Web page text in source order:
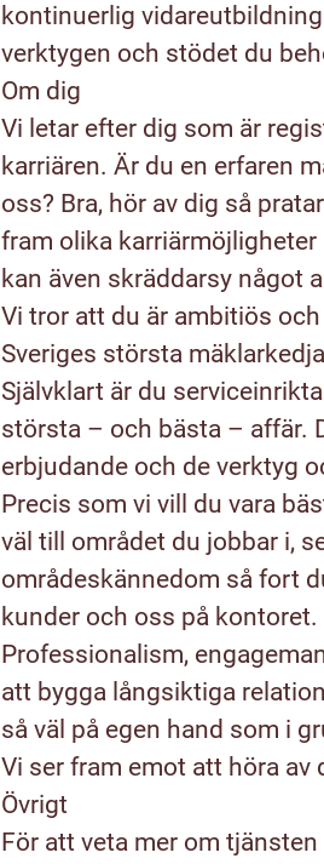
kontinuerlig
verktygen och stödet du
Om dig
Vi letar efter dig som är
karriären. Är du en erfaren
oss? Bra, hör av dig så
fram olika
kan även skräddarsy något
Vi tror att du är ambitiös
Sveriges största
Självklart är du
största – och bästa – affär.
erbjudande och de verktyg
Precis som vi vill du vara
väl till området du jobbar i,
områdeskännedom så fort
kunder och oss på kontoret.
Professionalism,
att bygga långsiktiga
så väl på egen hand som i
Vi ser fram emot att höra av
Övrigt
För att veta mer om